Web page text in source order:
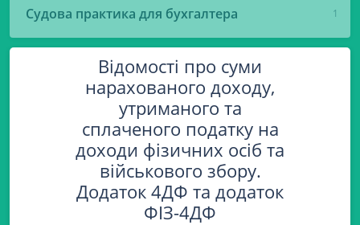
1
Судова практика для бухгалтера
Відомості про суми
нарахованого доходу,
утриманого та
сплаченого податку на
доходи фізичних осіб та
військового збору.
Додаток 4ДФ та додаток
ФІЗ-4ДФ